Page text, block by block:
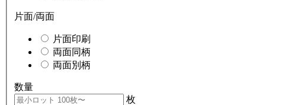
片面/両面
片面印刷
両面同柄
両面別柄
数量
枚